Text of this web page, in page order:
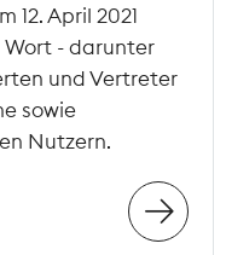
12. April 2021
Wort - darunter
und Vertreter
sowie
Nutzern.